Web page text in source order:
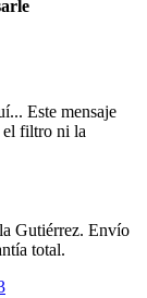
Este mensaje
el filtro ni la
Gutiérrez. Envío
total.